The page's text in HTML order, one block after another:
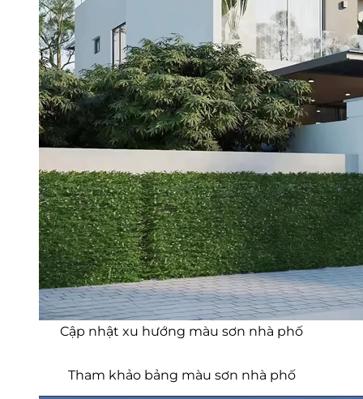
Cập nhật xu hướng màu sơn nhà phố